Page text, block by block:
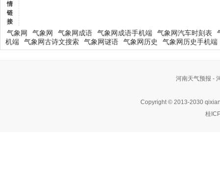
情
链
接
气象网 气象网 气象网成语 气象网成语手机端 气象网汽车时刻表
机端
气象网古诗文搜索 气象网谜语 气象网历史 气象网历史手机端
河南天气预报 -
Copyright © 2013-2030
桂